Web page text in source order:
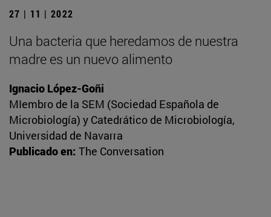
27 | 11 | 2022
Una bacteria que heredamos de nuestra
madre es un nuevo alimento
Ignacio López-Goñi
MIembro de la SEM (Sociedad Española de
Microbiología) y Catedrático de Microbiología,
Universidad de Navarra
Publicado en: The Conversation